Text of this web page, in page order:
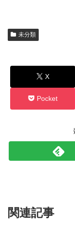
未分類
X
Pocket
関連記事